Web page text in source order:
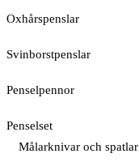
Oxhårspenslar
Svinborstpenslar
Penselpennor
Penselset
Målarknivar och spatlar